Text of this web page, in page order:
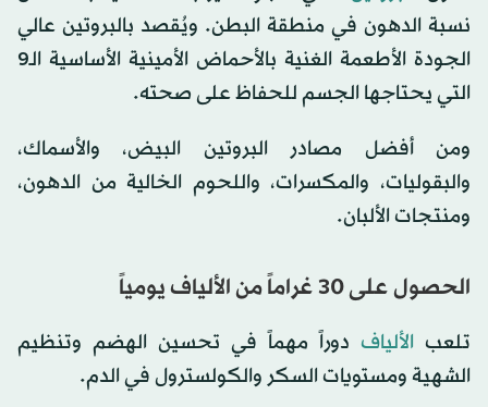
نسبة الدهون في منطقة البطن. ويُقصد بالبروتين عالي
الجودة الأطعمة الغنية بالأحماض الأمينية الأساسية الـ9
التي يحتاجها الجسم للحفاظ على صحته.
ومن أفضل مصادر البروتين البيض، والأسماك،
والبقوليات، والمكسرات، واللحوم الخالية من الدهون،
ومنتجات الألبان.
الحصول على 30 غراماً من الألياف يومياً
تلعب الألياف دوراً مهماً في تحسين الهضم وتنظيم
الشهية ومستويات السكر والكولسترول في الدم.